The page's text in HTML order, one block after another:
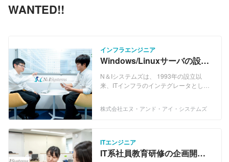
WANTED!!
インフラエンジニア
Windows/Linuxサーバの設
計・構築・運用したいITエン
ジニア募集
N＆Iシステムズは、 1993年の設立以
来、ITインフラのインテグレータとし
ました。 現在は、およそ30年に渡って培
ランスフォーメーション）時代におい
て、DXインテグレータ®としてDXインテ
グレーションサービスを提供していま
株式会社エヌ・アンド・アイ・システムズ
ITエンジニア
IT系社員教育研修の企画開